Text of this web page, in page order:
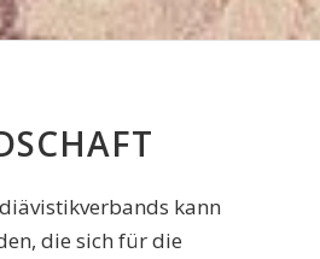
kann
die sich für die